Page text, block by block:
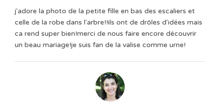
j'adore la photo de la petite fille en bas des escaliers et
celle de la robe dans l'arbre!!ils ont de drôles d'idées mais
ca rend super bien!merci de nous faire encore découvrir
un beau mariage!je suis fan de la valise comme urne!